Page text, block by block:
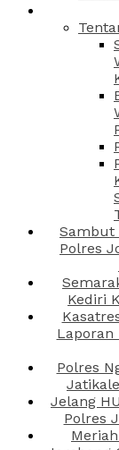
Sambut
Polres
Kediri
Laporan
Polres
Jelang
Polres